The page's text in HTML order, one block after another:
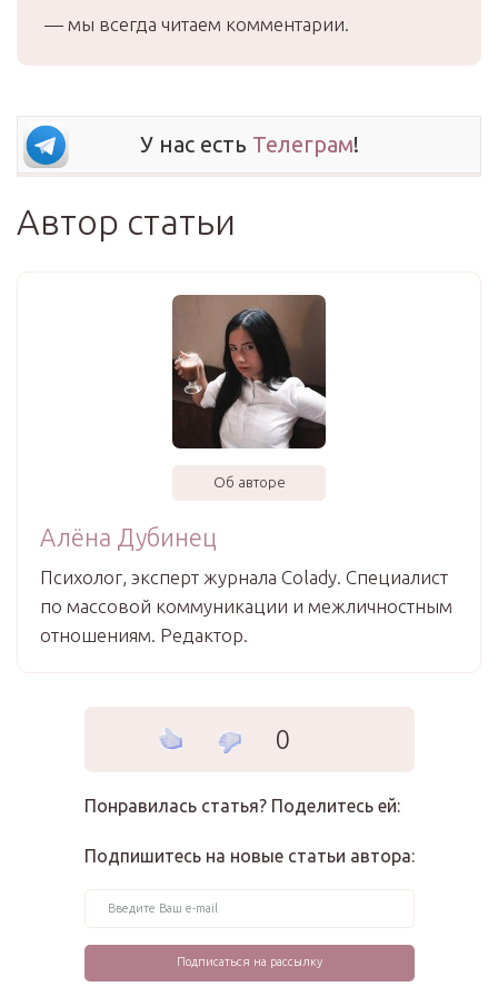
— мы всегда читаем комментарии.
У нас есть Телеграм!
Автор статьи
Об авторе
Алёна Дубинец
Психолог, эксперт журнала Colady. Специалист
по массовой коммуникации и межличностным
отношениям. Редактор.
0
Понравилась статья? Поделитесь ей:
Подпишитесь на новые статьи автора: